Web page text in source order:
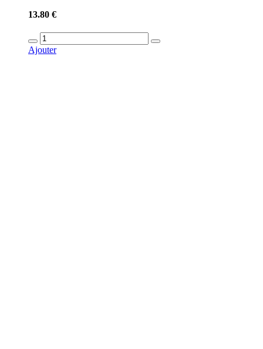
13.80 €
Ajouter